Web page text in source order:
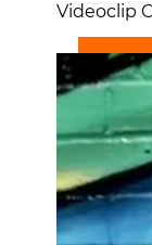
Videoclip